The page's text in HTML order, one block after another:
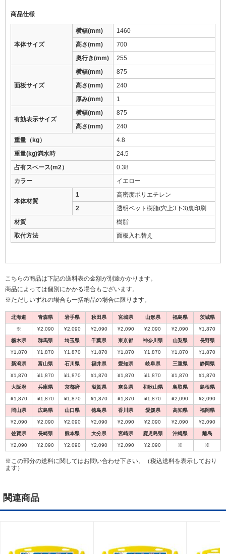
商品仕様
本体サイズ
横幅(mm)
1460
高さ(mm)
700
奥行き(mm)
255
面板サイズ
横幅(mm)
875
高さ(mm)
240
厚み(mm)
1
有効表示サイズ
横幅(mm)
875
高さ(mm)
240
重量（kg）
4.8
重量(kg)満水時
24.5
占有スペース(m2）
0.38
カラー
イエロー
本体材質
1
高密度ポリエチレン
2
透明ペット樹脂(穴上3下3)裏印刷
材質
樹脂
取付方法
面板入れ替え
こちらの商品は下記の送料表の金額が別途かかります。
商品によっては個別にかかる場合もございます。
※ただしいずれの場合も一括納品の場合に限ります。
※この部分の送料に関してはお問い合わせ下さい。（税込送料を表示しており
ます）
北海道 青森県 岩手県 秋田県 宮城県 山形県 福島県 茨城県
※ ¥2,090 ¥2,090 ¥2,090 ¥2,090 ¥2,090 ¥2,090 ¥1,870
栃木県 群馬県 埼玉県 千葉県 東京都 神奈川県 山梨県 長野県
¥1,870 ¥1,870 ¥1,870 ¥1,870 ¥1,870 ¥1,870 ¥1,870 ¥1,870
新潟県 富山県 石川県 福井県 愛知県 岐阜県 三重県 静岡県
¥1,870 ¥1,870 ¥1,870 ¥1,870 ¥1,870 ¥1,870 ¥1,870 ¥1,870
大阪府 兵庫県 京都府 滋賀県 奈良県 和歌山県 鳥取県 島根県
¥1,870 ¥1,870 ¥1,870 ¥1,870 ¥1,870 ¥1,870 ¥2,090 ¥2,090
岡山県 広島県 山口県 徳島県 香川県 愛媛県 高知県 福岡県
¥2,090 ¥2,090 ¥2,090 ¥2,090 ¥2,090 ¥2,090 ¥2,090 ¥2,090
佐賀県 長崎県 熊本県 大分県 宮崎県 鹿児島県 沖縄県 離島
¥2,090 ¥2,090 ¥2,090 ¥2,090 ¥2,090 ¥2,090 ※ ※
関連商品